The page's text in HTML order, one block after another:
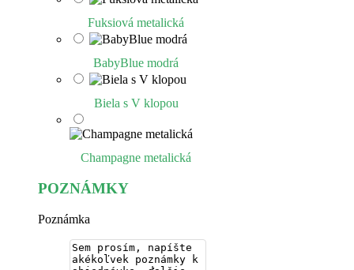
Fuksiová metalická
BabyBlue modrá
Biela s V klopou
Champagne metalická
POZNÁMKY
Poznámka